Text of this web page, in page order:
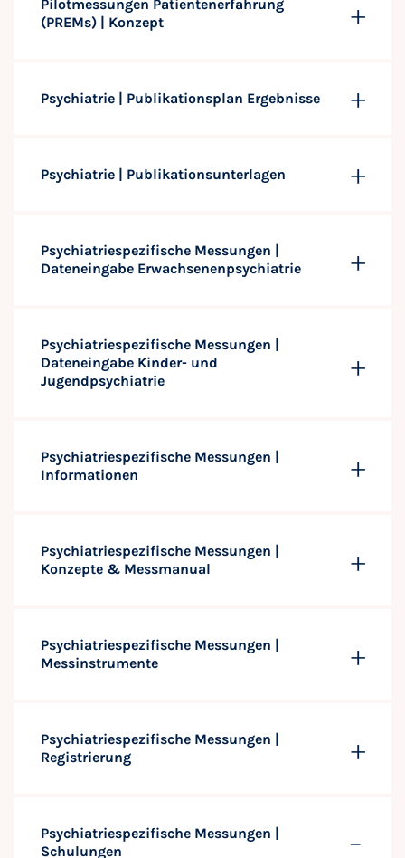
Pilotmessungen Patientenerfahrung
(PREMs) | Konzept
Psychiatrie | Publikationsplan Ergebnisse
Psychiatrie | Publikationsunterlagen
Psychiatriespezifische Messungen |
Dateneingabe Erwachsenenpsychiatrie
Psychiatriespezifische Messungen |
Dateneingabe Kinder- und
Jugendpsychiatrie
Psychiatriespezifische Messungen |
Informationen
Psychiatriespezifische Messungen |
Konzepte & Messmanual
Psychiatriespezifische Messungen |
Messinstrumente
Psychiatriespezifische Messungen |
Registrierung
Psychiatriespezifische Messungen |
Schulungen